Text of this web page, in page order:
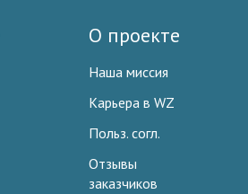
О проекте
Наша миссия
Карьера в WZ
Польз. согл.
Отзывы
заказчиков